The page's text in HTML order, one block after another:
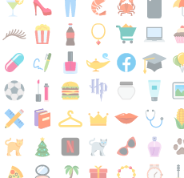
►2014(403)
▼2013(869)
► dezembro (36)
► novembro (64)
► outubro(59)
► setembro(89)
► agosto(70)
▼ julho (92)